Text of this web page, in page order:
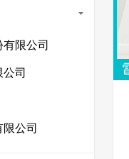
限公司
司
公司